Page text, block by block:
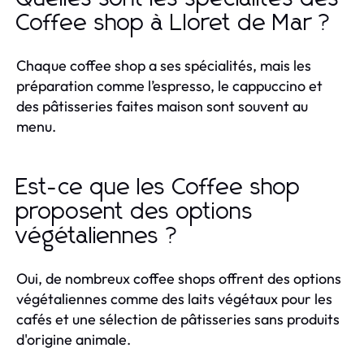
Coffee shop à Lloret de Mar ?
Chaque coffee shop a ses spécialités, mais les
préparation comme l’espresso, le cappuccino et
des pâtisseries faites maison sont souvent au
menu.
Est-ce que les Coffee shop
proposent des options
végétaliennes ?
Oui, de nombreux coffee shops offrent des options
végétaliennes comme des laits végétaux pour les
cafés et une sélection de pâtisseries sans produits
d'origine animale.